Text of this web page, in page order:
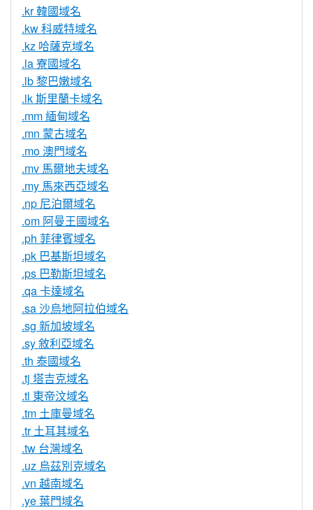
.kr 韓國域名
.kw 科威特域名
.kz 哈薩克域名
.la 寮國域名
.lb 黎巴嫩域名
.lk 斯里蘭卡域名
.mm 緬甸域名
.mn 蒙古域名
.mo 澳門域名
.mv 馬爾地夫域名
.my 馬來西亞域名
.np 尼泊爾域名
.om 阿曼王國域名
.ph 菲律賓域名
.pk 巴基斯坦域名
.ps 巴勒斯坦域名
.qa 卡達域名
.sa 沙烏地阿拉伯域名
.sg 新加坡域名
.sy 敘利亞域名
.th 泰國域名
.tj 塔吉克域名
.tl 東帝汶域名
.tm 土庫曼域名
.tr 土耳其域名
.tw 台灣域名
.uz 烏茲別克域名
.vn 越南域名
.ye 葉門域名